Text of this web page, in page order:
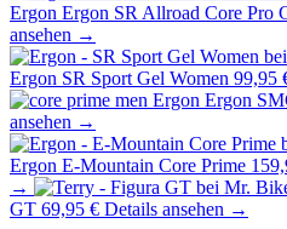
Ergon Ergon SR Allroad Core Pro
ansehen →
Ergon SR Sport Gel Women 99,95
Ergon Ergon
ansehen →
Ergon E-Mountain Core Prime
→
GT 69,95 € Details ansehen →